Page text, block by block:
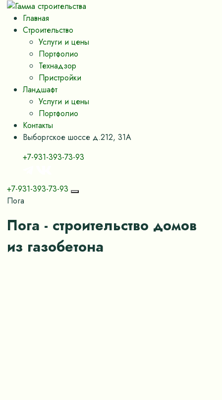
Главная
Строительство
Услуги и цены
Портфолио
Технадзор
Пристройки
Ландшафт
Услуги и цены
Портфолио
Контакты
Выборгское шоссе д.212, 31А
+7-931-393-73-93
+7-931-393-73-93
Пога
Пога - строительство домов
из газобетона